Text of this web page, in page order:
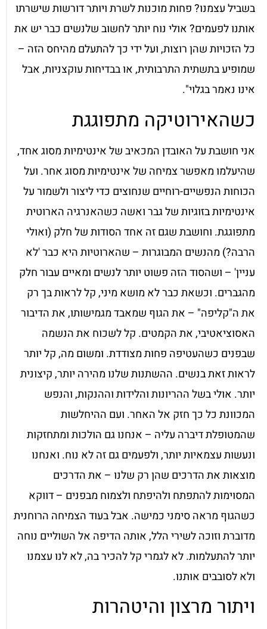
בשביל עצמנו? פחות מוכנות לשרת ויותר דורשות שישרתו
אותנו לפעמים? אולי נוח יותר לחשוב שלנשים כבר יש את
כל הזכויות שהן רוצות, ועל ידי כך להתעלם מהיחס הזה –
שמופיע בתשתית התרבותית, או בבדיחות עוקצניות, אבל
אינו נאמר בגלוי".
כשהאירוטיקה מתפוגגת
אני חושבת על האובדן המכאיב של אינטימיות מסוג אחד,
שהיעלמו מאפשר צמיחה של אינטימיות מסוג אחר. ועל
הכוחות הנפשיים-רוחיים שנחוצים כדי ליצור ולשמור על
אינטימיות בזוגיות של גבר ואשה כשהאנרגיה הארוטית
מתפוגגת. וחושבת שגם זה אחד הסודות של חלק (ואולי
הרבה?) מהנשים המבוגרות – שהארוטיות היא כבר 'לא
עניין' – ושהסוד הזה פשוט יותר לנשים ומאיים עבור חלק
מהגברים. וכשאת כבר לא מושא מיני, קל לראות בך רק
את ה"קליפה" – את הגוף שמאבד מגמישותו, את הדיבור
האסוציאטיבי, את הקמטים. קל לשכוח את הנשמה
שבפנים כשהעטיפה פחות מצודדת. ומשום מה, קל יותר
לראות זאת בנשים. ההשתנות שלנו מהירה יותר, קיצונית
יותר. אולי בשל ההריונות והלידות וההנקות, והנפש
המכוונת כל כך חזק אל האחר. ועם ההיחלשות
שהמטופלת דיברה עליה – אנחנו גם הולכות ומתחזקות
ונעשות עצמאיות יותר, ולפעמים גם זה לא נוח. ואנחנו
מוצאות את הדרכים שהן רק שלנו – את הדרכים
המסוימות להתפתח ולהיפתח ולצמוח מבפנים – דווקא
כשהגוף מראה סימני כמישה. אבל בעוד הצמיחה הרוחנית
מדוברת וזוכה לשירי הלל, אותה הדיפה אל השוליים נוחה
יותר להתעלמות. לא לגמרי קל להכיר בה, לא לנו עצמנו
ולא לסובבים אותנו.
ויתור מרצון והיטהרות